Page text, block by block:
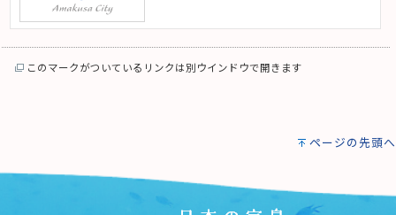
このマークがついているリンクは別ウインドウで開きます
ページの先頭へ